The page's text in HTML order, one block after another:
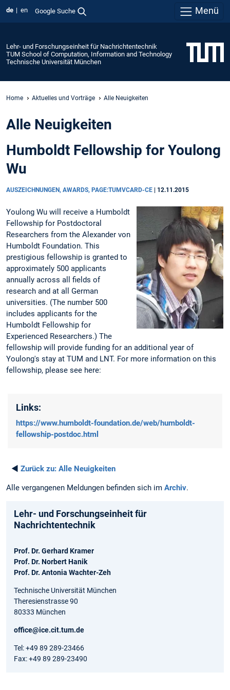
de en Google Suche Menü
Lehr- und Forschungseinheit für Nachrichtentechnik
TUM School of Computation, Information and Technology
Technische Universität München
Home Aktuelles und Vorträge Alle Neuigkeiten
Alle Neuigkeiten
Humboldt Fellowship for Youlong
Wu
AUSZEICHNUNGEN, AWARDS, PAGE:TUMVCARD-CE 12.11.2015
Youlong Wu will receive a Humboldt
Fellowship for Postdoctoral
Researchers from the Alexander von
Humboldt Foundation. This
prestigious fellowship is granted to
approximately 500 applicants
annually across all fields of
research and at all German
universities. (The number 500
includes applicants for the
Humboldt Fellowship for
Experienced Researchers.) The
fellowship will provide funding for an additional year of
Youlong's stay at TUM and LNT. For more information on this
fellowship, please see here:
Links:
https://www.humboldt-foundation.de/web/humboldt-
fellowship-postdoc.html
◄ Zurück zu: Alle Neuigkeiten
Alle vergangenen Meldungen befinden sich im Archiv.
Lehr- und Forschungseinheit für
Nachrichtentechnik
Prof. Dr. Gerhard Kramer
Prof. Dr. Norbert Hanik
Prof. Dr. Antonia Wachter-Zeh
Technische Universität München
Theresienstrasse 90
80333 München
office@ice.cit.tum.de
Tel: +49 89 289-23466
Fax: +49 89 289-23490